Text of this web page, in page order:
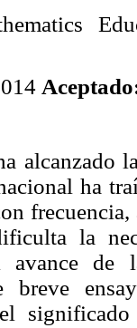
alcanzado
ha
la
avance de
breve